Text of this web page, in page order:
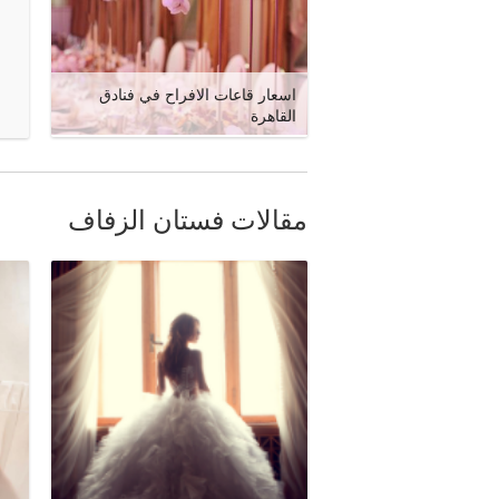
اسعار قاعات الافراح في فنادق
القاهرة
مقالات فستان الزفاف